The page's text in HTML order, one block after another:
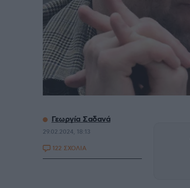
Γεωργία Σαδανά
29.02.2024, 18:13
122 ΣΧΟΛΙΑ